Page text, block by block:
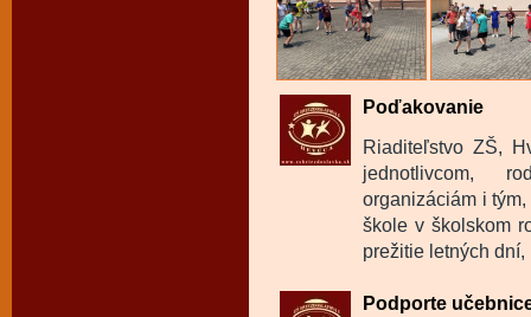
Poďakovanie
Riaditeľstvo ZŠ,
jednotlivcom,
organizáciám i
škole v školskom
prežitie letných
Podporte